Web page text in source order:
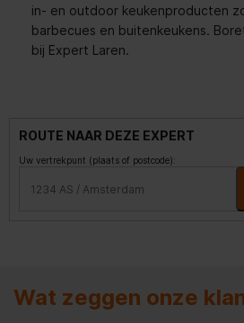
in- en outdoor keukenproducten
barbecues en buitenkeukens.
bij Expert Laren.
ROUTE NAAR DEZE EXPERT
Uw vertrekpunt (plaats of postcode):
Wat zeggen onze